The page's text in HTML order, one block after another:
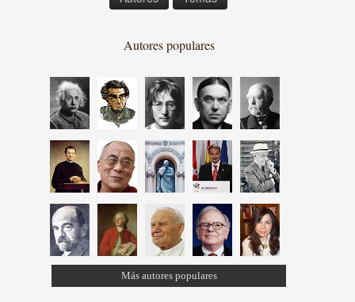
Autores populares
Más autores populares